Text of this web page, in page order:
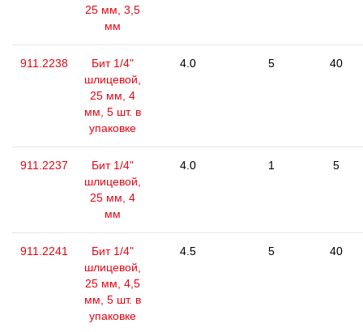
25 мм, 3,5
мм
911.2238
Бит 1/4"
шлицевой,
25 мм, 4
мм, 5 шт. в
упаковке
4.0 5 40
911.2237
Бит 1/4"
шлицевой,
25 мм, 4
мм
4.0 1 5
911.2241
Бит 1/4"
шлицевой,
25 мм, 4,5
мм, 5 шт. в
упаковке
4.5 5 40